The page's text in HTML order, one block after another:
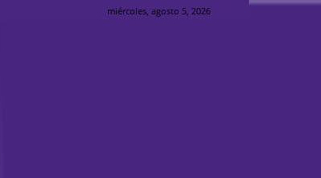
miércoles, agosto 5, 2026